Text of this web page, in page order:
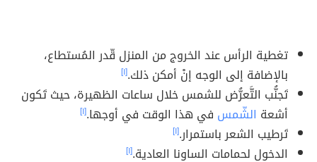
تغطية الرأس عند الخروج من المنزل قّدر المُستطاع،
بالإضافة إلى الوجه إنْ أمكن ذلك.[١]
تَجنُّب التَّعرُّض للشمس خلال ساعات الظهيرة، حيث تَكون
أشعة الشّمس في هذا الوقت في أوجها.[١]
تَرطيب الشعر باستمرار.[١]
الدخول لحمامات الساونا العادية.[١]